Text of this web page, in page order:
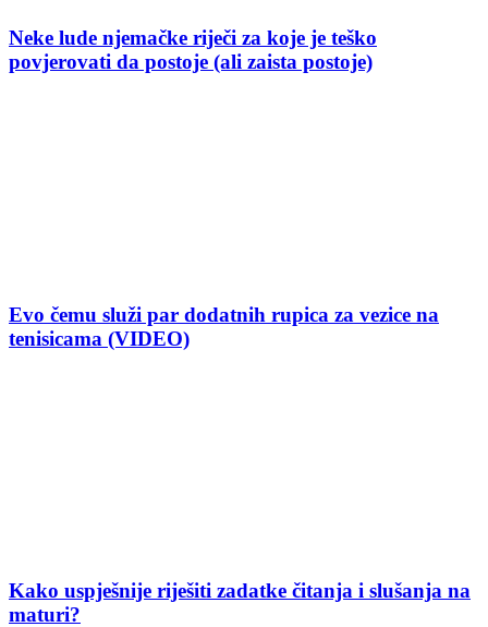
Neke lude njemačke riječi za koje je teško
povjerovati da postoje (ali zaista postoje)
Evo čemu služi par dodatnih rupica za vezice na
tenisicama (VIDEO)
Kako uspješnije riješiti zadatke čitanja i slušanja na
maturi?